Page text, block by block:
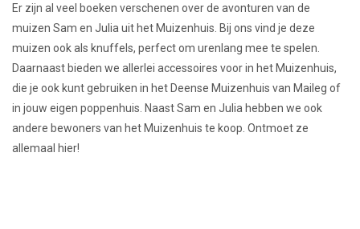
Lookbooks
Merken
Er zijn al veel boeken verschenen over de avonturen van de
muizen Sam en Julia uit het Muizenhuis. Bij ons vind je deze
muizen ook als knuffels, perfect om urenlang mee te spelen.
Daarnaast bieden we allerlei accessoires voor in het Muizenhuis,
die je ook kunt gebruiken in het Deense Muizenhuis van Maileg of
in jouw eigen poppenhuis. Naast Sam en Julia hebben we ook
andere bewoners van het Muizenhuis te koop. Ontmoet ze
allemaal hier!